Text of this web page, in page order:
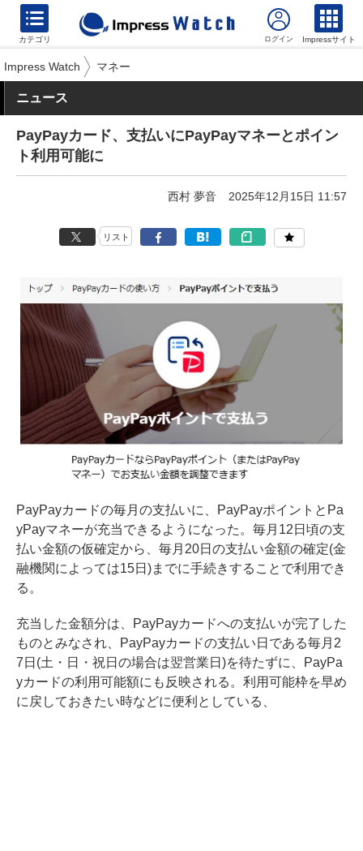
カテゴリ Impressサイト
Impress Watch マネー
ニュース
PayPayカード、支払いにPayPayマネーとポイン
ト利用可能に
西村 夢音 2025年12月15日 11:57
リスト
PayPayカードの毎月の支払いに、PayPayポイントとPa
yPayマネーが充当できるようになった。毎月12日頃の支
払い金額の仮確定から、毎月20日の支払い金額の確定(金
融機関によっては15日)までに手続きすることで利用でき
る。
充当した金額分は、PayPayカードへの支払いが完了した
ものとみなされ、PayPayカードの支払い日である毎月2
7日(土・日・祝日の場合は翌営業日)を待たずに、PayPa
yカードの利用可能額にも反映される。利用可能枠を早め
に戻しておきたい時などに便利としている、